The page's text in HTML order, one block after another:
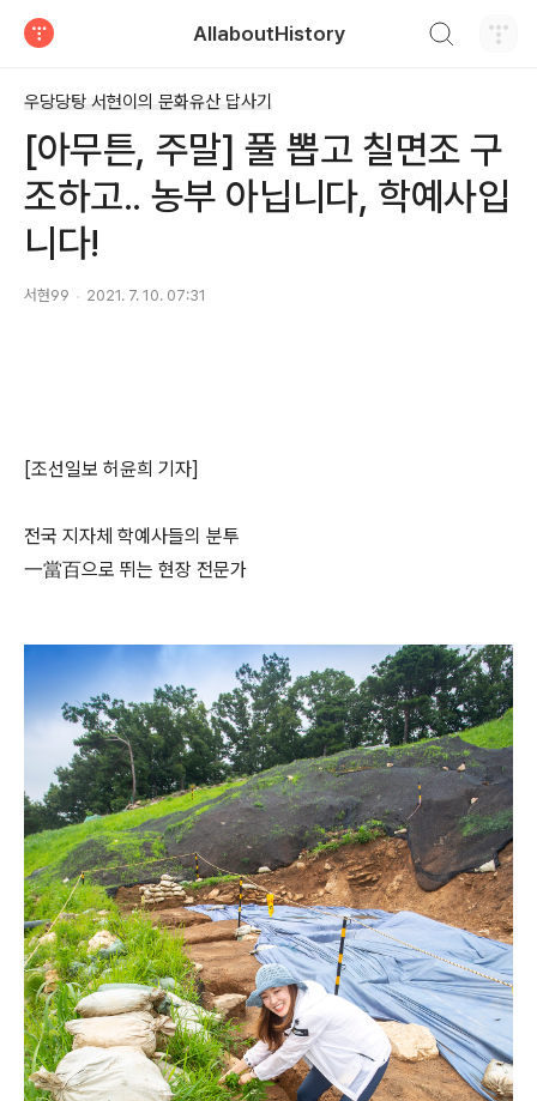
AllaboutHistory
우당당탕 서현이의 문화유산 답사기
[아무튼, 주말] 풀 뽑고 칠면조 구
조하고.. 농부 아닙니다, 학예사입
니다!
서현99 2021. 7. 10. 07:31
[조선일보 허윤희 기자]
전국 지자체 학예사들의 분투
一當百으로 뛰는 현장 전문가